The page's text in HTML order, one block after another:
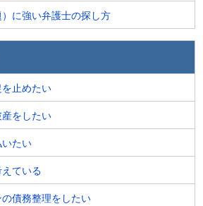
に強い弁護士の探し方
止めたい
をしたい
たい
ている
債務整理をしたい